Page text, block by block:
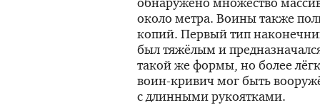
около метра. Воины также
копий. Первый тип
был тяжёлым и
такой же формы, но более
воин-кривич мог быть
с длинными рукоятками.